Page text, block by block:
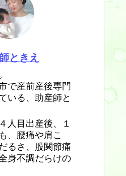
ときえ
で産前産後専門
いる、助産師と
人目出産後、１
、腰痛や肩こ
るさ、股関節痛
身不調だらけの